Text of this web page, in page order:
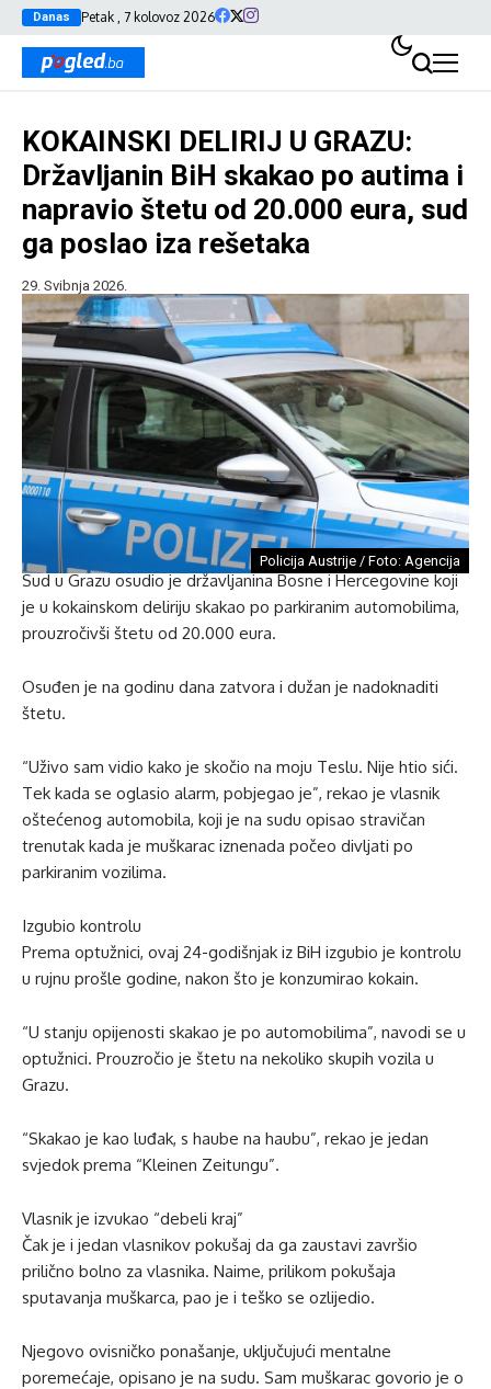
Danas Petak , 7 kolovoz 2026
KOKAINSKI DELIRIJ U GRAZU:
Državljanin BiH skakao po autima i
napravio štetu od 20.000 eura, sud
ga poslao iza rešetaka
29. Svibnja 2026.
Policija Austrije / Foto: Agencija
Sud u Grazu osudio je državljanina Bosne i Hercegovine koji
je u kokainskom deliriju skakao po parkiranim automobilima,
prouzročivši štetu od 20.000 eura.
Osuđen je na godinu dana zatvora i dužan je nadoknaditi
štetu.
“Uživo sam vidio kako je skočio na moju Teslu. Nije htio sići.
Tek kada se oglasio alarm, pobjegao je”, rekao je vlasnik
oštećenog automobila, koji je na sudu opisao stravičan
trenutak kada je muškarac iznenada počeo divljati po
parkiranim vozilima.
Izgubio kontrolu
Prema optužnici, ovaj 24-godišnjak iz BiH izgubio je kontrolu
u rujnu prošle godine, nakon što je konzumirao kokain.
“U stanju opijenosti skakao je po automobilima”, navodi se u
optužnici. Prouzročio je štetu na nekoliko skupih vozila u
Grazu.
“Skakao je kao luđak, s haube na haubu”, rekao je jedan
svjedok prema “Kleinen Zeitungu”.
Vlasnik je izvukao “debeli kraj”
Čak je i jedan vlasnikov pokušaj da ga zaustavi završio
prilično bolno za vlasnika. Naime, prilikom pokušaja
sputavanja muškarca, pao je i teško se ozlijedio.
Njegovo ovisničko ponašanje, uključujući mentalne
poremećaje, opisano je na sudu. Sam muškarac govorio je o